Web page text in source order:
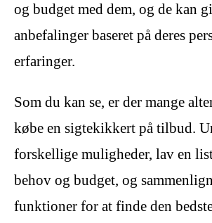
og budget med dem, og de kan
anbefalinger baseret på deres
erfaringer.
Som du kan se, er der mange
købe en sigtekikkert på tilbud.
forskellige muligheder, lav en
behov og budget, og
funktioner for at finde den